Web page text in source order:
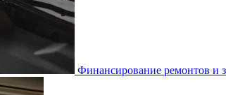
Финансирование ремонтов и